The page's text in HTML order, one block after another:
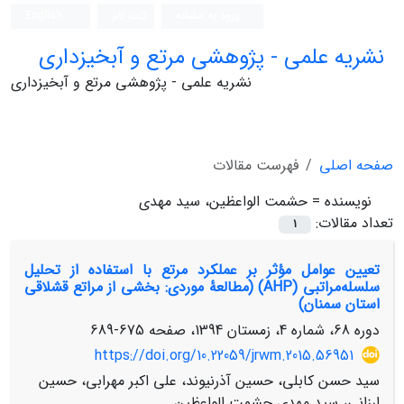
نشریه علمی - پژوهشی مرتع و آبخیزداری
نشریه علمی - پژوهشی مرتع و آبخیزداری
صفحه اصلی
فهرست مقالات
نویسنده = حشمت الواعظین، سید مهدی
تعداد مقالات:
1
تعیین عوامل مؤثر بر عملکرد مرتع با استفاده از تحلیل
سلسله‌مراتبی (AHP) (مطالعۀ موردی: بخشی از مراتع قشلاقی
استان سمنان)
دوره 68، شماره 4، زمستان 1394، صفحه
675-689
https://doi.org/10.22059/jrwm.2015.56951
سید حسن کابلی، حسین آذرنیوند، علی اکبر مهرابی، حسین